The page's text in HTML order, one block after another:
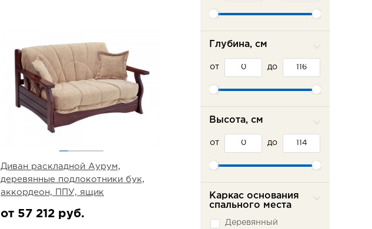
Диван раскладной Аурум,
деревянные подлокотники бук,
аккордеон, ППУ, ящик
от 57 212 руб.
Глубина, см
от до
Высота, см
от до
Каркас основания
спального места
Деревянный